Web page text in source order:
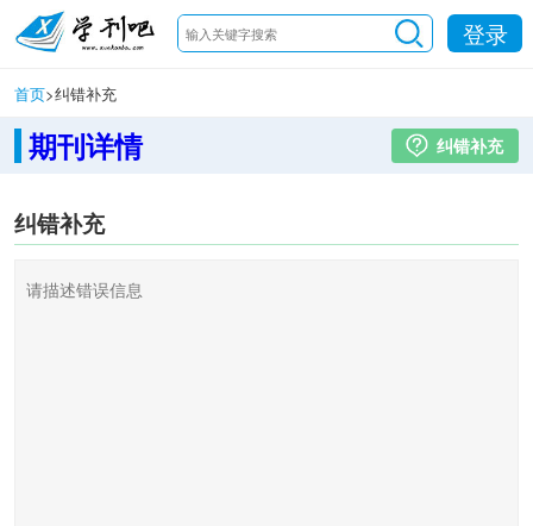
登录
首页>纠错补充
期刊详情 纠错补充
纠错补充